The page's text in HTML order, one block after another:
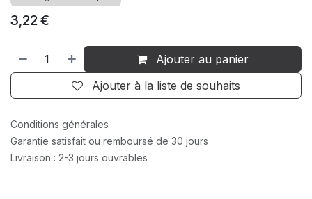
3,22€
Ajouter au panier
Ajouter à la liste de souhaits
Conditions générales
Garantie satisfait ou remboursé de 30 jours
Livraison : 2-3 jours ouvrables